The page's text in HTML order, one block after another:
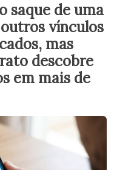
saque de uma
vínculos
mas
descobre
em mais de